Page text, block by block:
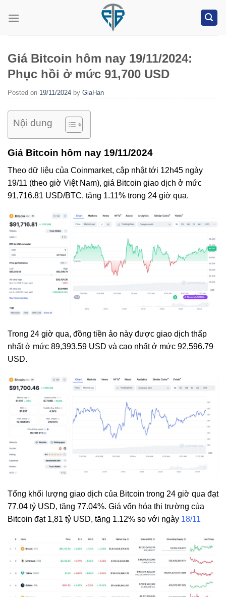
Giá Bitcoin hôm nay 19/11/2024:
Phục hồi ở mức 91,700 USD
Posted on 19/11/2024 by GiaHan
Nội dung
Giá Bitcoin hôm nay 19/11/2024
Theo dữ liệu của Coinmarket, cập nhật tới 12h45 ngày
19/11 (theo giờ Việt Nam), giá Bitcoin giao dịch ở mức
91,716.81 USD/BTC, tăng 1.11% trong 24 giờ qua.
Trong 24 giờ qua, đồng tiền ảo này được giao dịch thấp
nhất ở mức 89,393.59 USD và cao nhất ở mức 92,596.79
USD.
Tổng khối lượng giao dịch của Bitcoin trong 24 giờ qua đạt
77.04 tỷ USD, tăng 77.04%. Giá vốn hóa thị trường của
Bitcoin đạt 1,81 tỷ USD, tăng 1.12% so với ngày 18/11